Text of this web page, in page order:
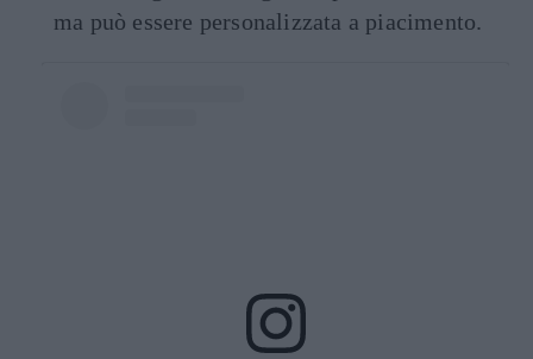
ma può essere personalizzata a piacimento.